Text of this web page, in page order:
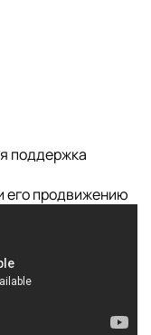
поддержка
его продвижению